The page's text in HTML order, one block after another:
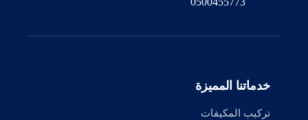
خدماتنا المميزة
تركيب المكيفات